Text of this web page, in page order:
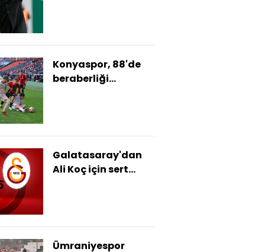
Konyaspor, 88'de
beraberliği
Galatasaray'dan
Ali Koç için sert
Ümraniyespor